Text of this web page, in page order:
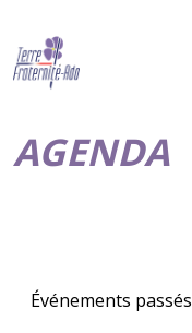
AGENDA
Événements passés